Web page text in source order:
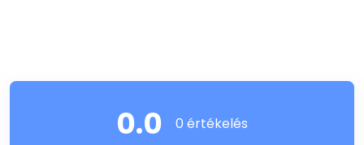
0.0 0 értékelés